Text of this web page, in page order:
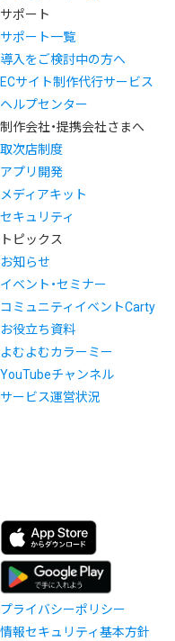
サポート
サポート一覧
導入をご検討中の方へ
ECサイト制作代行サービス
ヘルプセンター
制作会社・提携会社さまへ
取次店制度
アプリ開発
メディアキット
セキュリティ
トピックス
お知らせ
イベント・セミナー
コミュニティイベントCarty
お役立ち資料
よむよむカラーミー
YouTubeチャンネル
サービス運営状況
プライバシーポリシー
情報セキュリティ基本方針